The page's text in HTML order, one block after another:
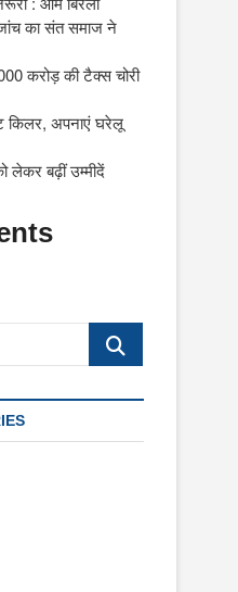
का संत समाज ने
करोड़ की टैक्स चोरी
किलर, अपनाएं घरेलू
लेकर बढ़ीं उम्मीदें
Search